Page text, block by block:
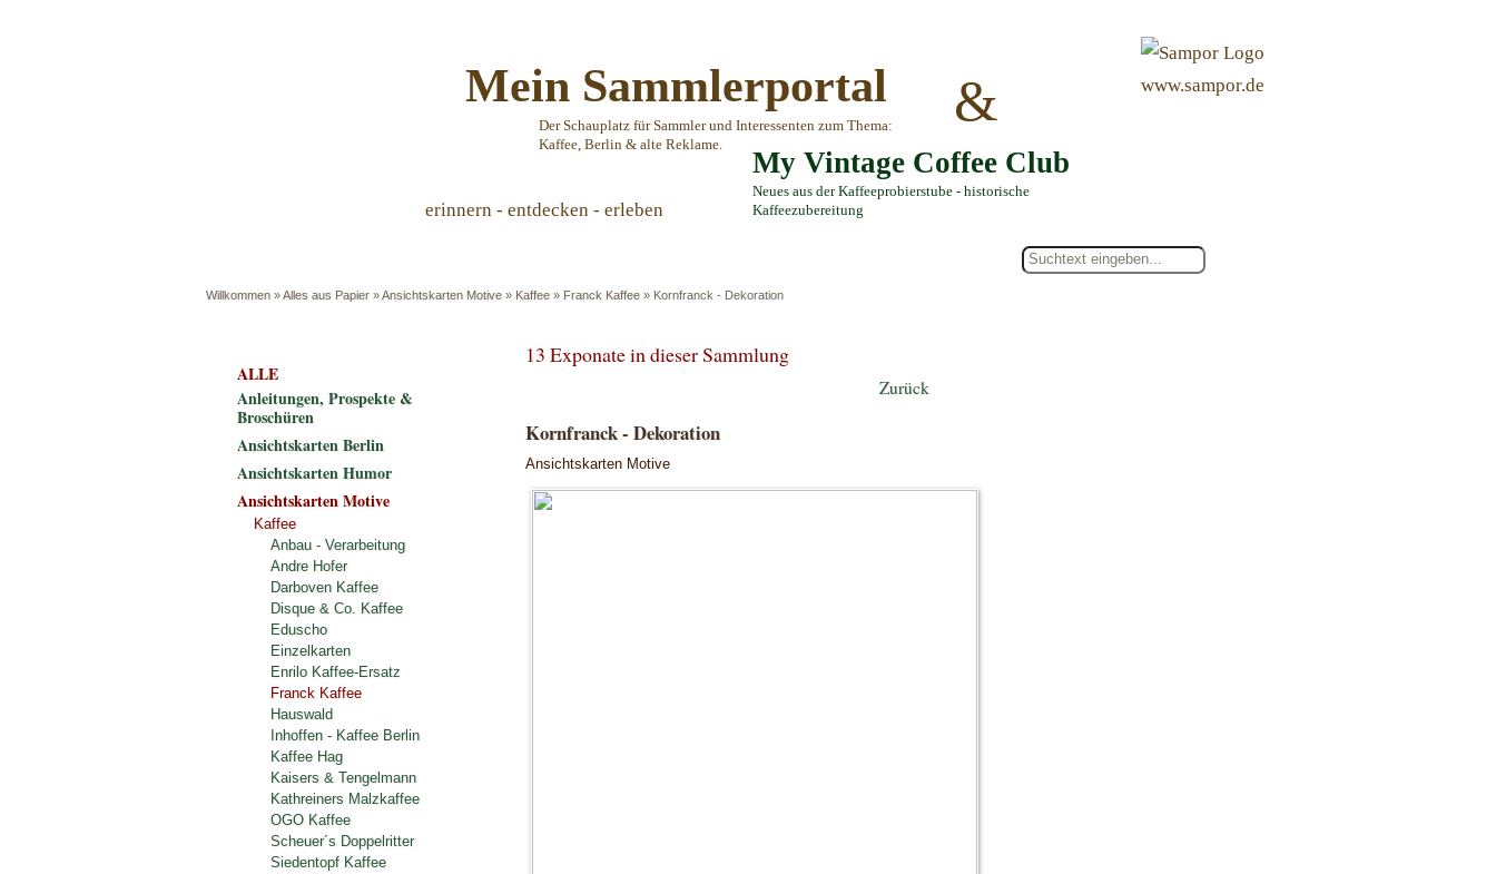
Mein Sammlerportal
Der Schauplatz für Sammler und Interessenten zum Thema:
Kaffee, Berlin & alte Reklame.
&
My Vintage Coffee Club
Neues aus der Kaffeeprobierstube - historische
Kaffeezubereitung
www.sampor.de
erinnern - entdecken - erleben
Willkommen »Alles aus Papier »Ansichtskarten Motive » Kaffee » Franck Kaffee » Kornfranck - Dekoration
13 Exponate in dieser Sammlung
Zurück
Kornfranck - Dekoration
Ansichtskarten Motive
ALLE
Anleitungen, Prospekte &
Broschüren
Ansichtskarten Berlin
Ansichtskarten Humor
Ansichtskarten Motive
Kaffee
Anbau - Verarbeitung
Andre Hofer
Darboven Kaffee
Disque & Co. Kaffee
Eduscho
Einzelkarten
Enrilo Kaffee-Ersatz
Franck Kaffee
Hauswald
Inhoffen - Kaffee Berlin
Kaffee Hag
Kaisers & Tengelmann
Kathreiners Malzkaffee
OGO Kaffee
Scheuer´s Doppelritter
Siedentopf Kaffee